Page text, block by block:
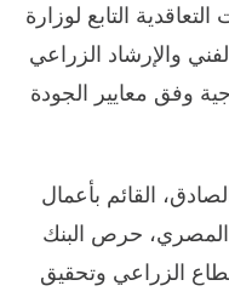
التابع لوزارة
والإرشاد الزراعي
وفق معايير الجودة
القائم بأعمال
حرص البنك
الزراعي وتحقيق